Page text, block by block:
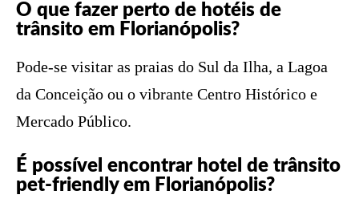
O que fazer perto de hotéis de
trânsito em Florianópolis?
Pode-se visitar as praias do Sul da Ilha, a Lagoa
da Conceição ou o vibrante Centro Histórico e
Mercado Público.
É possível encontrar hotel de trânsito
pet-friendly em Florianópolis?